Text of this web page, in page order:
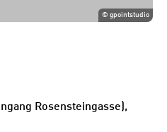
©gpointstudio
Rosensteingasse),